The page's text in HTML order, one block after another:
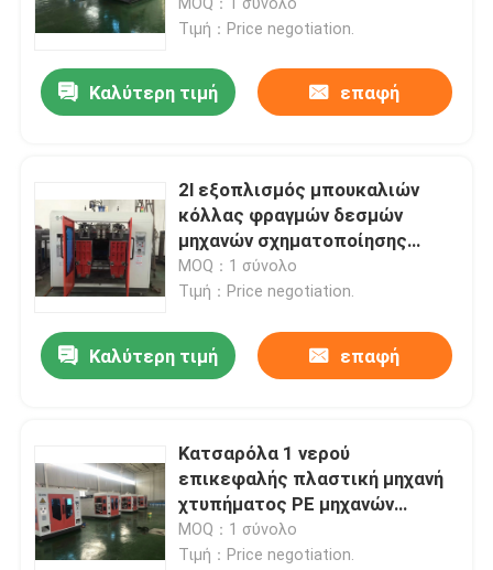
Τιμή：Price negotiation.
Καλύτερη τιμή επαφή
2l εξοπλισμός μπουκαλιών
κόλλας φραγμών δεσμών
μηχανών σχηματοποίησης
χτυπήματος εξώθησης
κοβαλτίου
MOQ：1 σύνολο
Τιμή：Price negotiation.
Καλύτερη τιμή επαφή
Κατσαρόλα 1 νερού
επικεφαλής πλαστική μηχανή
χτυπήματος PE μηχανών
σχήματος χτυπήματος
MOQ：1 σύνολο
Τιμή：Price negotiation.